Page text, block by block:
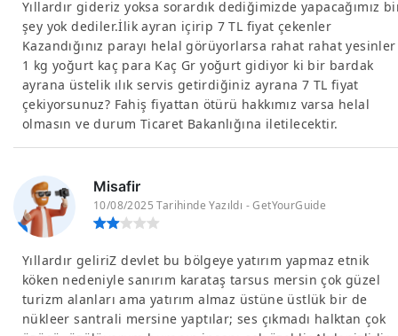
Yıllardır gideriz yoksa sorardık dediğimizde yapacağımız
şey yok dediler.İlik ayran içirip 7 TL fiyat çekenler
Kazandığınız parayı helal görüyorlarsa rahat rahat yesinler
1 kg yoğurt kaç para Kaç Gr yoğurt gidiyor ki bir bardak
ayrana üstelik ılık servis getirdiğiniz ayrana 7 TL fiyat
çekiyorsunuz? Fahiş fiyattan ötürü hakkımız varsa helal
olmasın ve durum Ticaret Bakanlığına iletilecektir.
Misafir
10/08/2025 Tarihinde Yazıldı - GetYourGuide
Yıllardır geliriZ devlet bu bölgeye yatırım yapmaz etnik
köken nedeniyle sanırım karataş tarsus mersin çok güzel
turizm alanları ama yatırım almaz üstüne üstlük bir de
nükleer santrali mersine yaptılar; ses çıkmadı halktan çok